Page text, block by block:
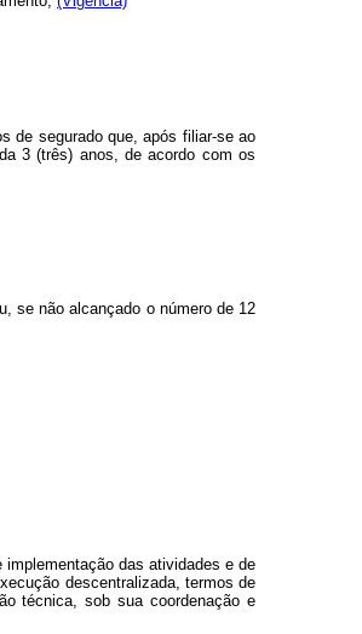
de segurado que, após filiar-se ao
3 (três) anos, de acordo com os
se não alcançado o número de 12
das atividades e de
descentralizada, termos de
técnica, sob sua coordenação e